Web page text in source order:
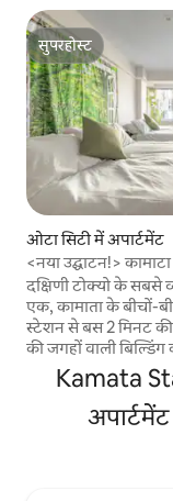
सुपरहोस्ट
सुपरहोस्ट
ओटा सिटी में अपार्टमेंट
<नया उद्घाटन!>
निजी" सुविधा। साफ़ और
तीसरी मंजिल), सभी
दक्षिणी टोक्यो के सबसे
एक, कामाता के बीचों-
स्टेशन से बस 2 मिनट
की जगहों वाली
ऊपर शहर में छिपा हुआ
की पूरी जगह (76
जिसे नया रूप दिया
सुसज्जित है। लिविंग रूम
Kamata